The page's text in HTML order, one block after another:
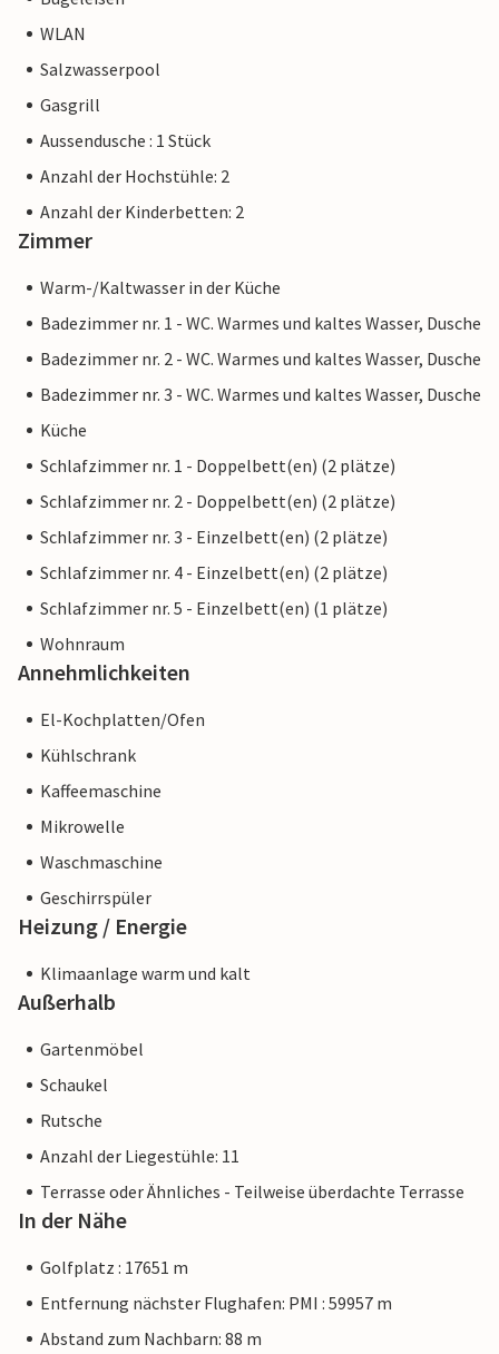
WLAN
Salzwasserpool
Gasgrill
Aussendusche : 1 Stück
Anzahl der Hochstühle: 2
Anzahl der Kinderbetten: 2
Zimmer
Warm-/Kaltwasser in der Küche
Badezimmer nr. 1 - WC. Warmes und kaltes Wasser, Dusche
Badezimmer nr. 2 - WC. Warmes und kaltes Wasser, Dusche
Badezimmer nr. 3 - WC. Warmes und kaltes Wasser, Dusche
Küche
Schlafzimmer nr. 1 - Doppelbett(en) (2 plätze)
Schlafzimmer nr. 2 - Doppelbett(en) (2 plätze)
Schlafzimmer nr. 3 - Einzelbett(en) (2 plätze)
Schlafzimmer nr. 4 - Einzelbett(en) (2 plätze)
Schlafzimmer nr. 5 - Einzelbett(en) (1 plätze)
Wohnraum
Annehmlichkeiten
El-Kochplatten/Ofen
Kühlschrank
Kaffeemaschine
Mikrowelle
Waschmaschine
Geschirrspüler
Heizung / Energie
Klimaanlage warm und kalt
Außerhalb
Gartenmöbel
Schaukel
Rutsche
Anzahl der Liegestühle: 11
Terrasse oder Ähnliches - Teilweise überdachte Terrasse
In der Nähe
Golfplatz : 17651 m
Entfernung nächster Flughafen: PMI : 59957 m
Abstand zum Nachbarn: 88 m